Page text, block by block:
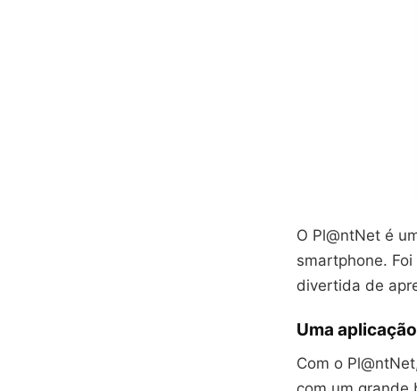
O Pl@ntNet é
smartphone.
divertida de
Uma
Com o